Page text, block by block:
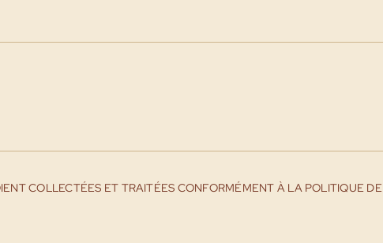
COLLECTÉES ET TRAITÉES CONFORMÉMENT À LA POLITIQUE DE